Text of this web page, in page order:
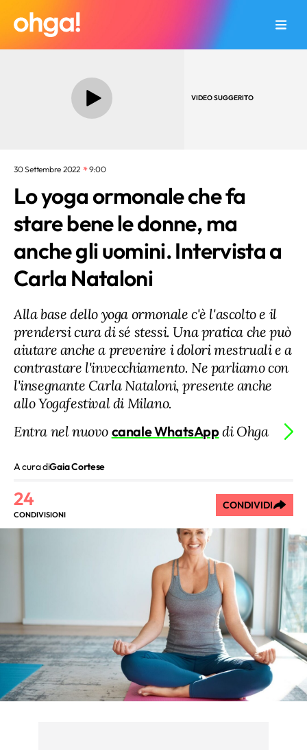
VIDEO SUGGERITO
30 Settembre 2022 9:00
Lo yoga ormonale che fa
stare bene le donne, ma
anche gli uomini. Intervista a
Carla Nataloni
Alla base dello yoga ormonale c'è l'ascolto e il
prendersi cura di sé stessi. Una pratica che può
aiutare anche a prevenire i dolori mestruali e a
contrastare l'invecchiamento. Ne parliamo con
l'insegnante Carla Nataloni, presente anche
allo Yogafestival di Milano.
Entra nel nuovo canale WhatsAppdi Ohga
A cura diGaia Cortese
24
CONDIVISIONI
CONDIVIDI